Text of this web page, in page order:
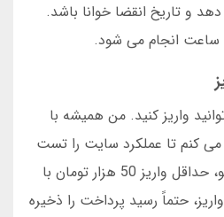
و تاریخ انقضا خوانا باشد.
واریز کنید. من همیشه با
کنم تا عملکرد سایت را تست
کنم. برای مثال، در بت فایو، حداقل واریز 50 هزار تومان با
حتماً رسید پرداخت را ذخیره